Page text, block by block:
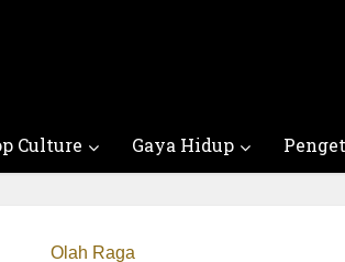
Culture Gaya Hidup
Olah Raga